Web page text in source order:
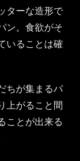
ターな造形で
ン。食欲がそ
いることは確
ちが集まるパ
上がること間
ことが出来る